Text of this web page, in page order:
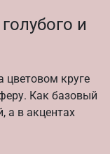
и
цветовом круге
Как базовый
а в акцентах